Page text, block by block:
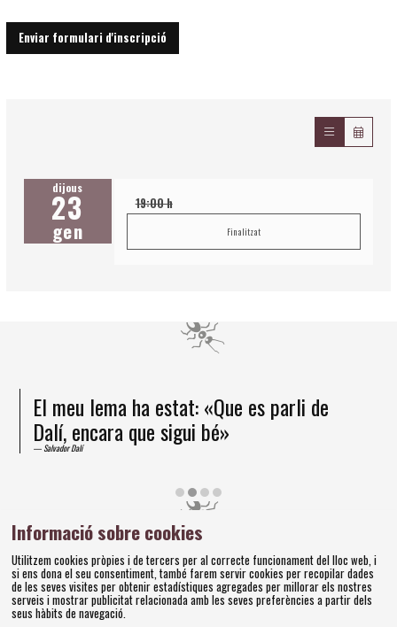
Enviar formulari d'inscripció
dijous
23
gen
19:00 h
Finalitzat
El meu lema ha estat: «Que es parli de
Dalí, encara que sigui bé»
Salvador Dalí
Amics dels Museus Dalí | Pujada del Castell, 28 | 17600
Figueres
Tel. 972 677 520 |amics@fundaciodali.org
Informació sobre cookies
Utilitzem cookies pròpies i de tercers per al correcte funcionament del lloc web, i
si ens dona el seu consentiment, també farem servir cookies per recopilar dades
de les seves visites per obtenir estadístiques agregades per millorar els nostres
serveis i mostrar publicitat relacionada amb les seves preferències a partir dels
seus hàbits de navegació.